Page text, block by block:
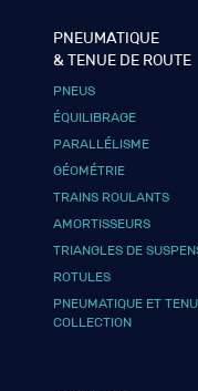
PNEUMATIQUE
& TENUE DE ROUTE
PNEUS
ÉQUILIBRAGE
PARALLÉLISME
GÉOMÉTRIE
TRAINS ROULANTS
AMORTISSEURS
TRIANGLES DE
ROTULES
PNEUMATIQUE ET
COLLECTION